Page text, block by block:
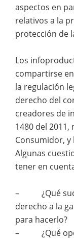
aspectos en
relativos a la
protección de
Los
compartirse
la regulación
derecho del
creadores de
1480 del
Consumidor,
Algunas
tener en
– ¿Qué
derecho a la
para hacerlo?
– ¿Qué